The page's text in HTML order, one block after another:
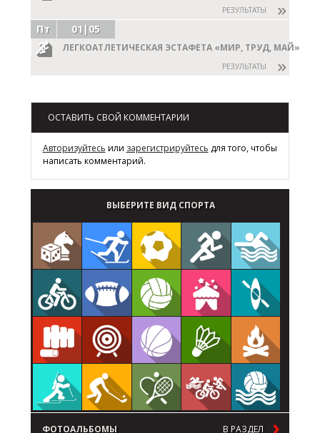
РЕЗУЛЬТАТЫ
Пт 01|05
ЛЕГКОАТЛЕТИЧЕСКАЯ ЭСТАФЕТА «МИР, ТРУД, МАЙ»
РЕЗУЛЬТАТЫ
ОСТАВИТЬ СВОЙ КОММЕНТАРИИ
Авторизуйтесь или зарегистрируйтесь для того, чтобы
написать комментарий.
ВЫБЕРИТЕ ВИД СПОРТА
ФОТОАЛЬБОМЫ В РАЗДЕЛ